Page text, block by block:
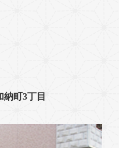
納町3丁目